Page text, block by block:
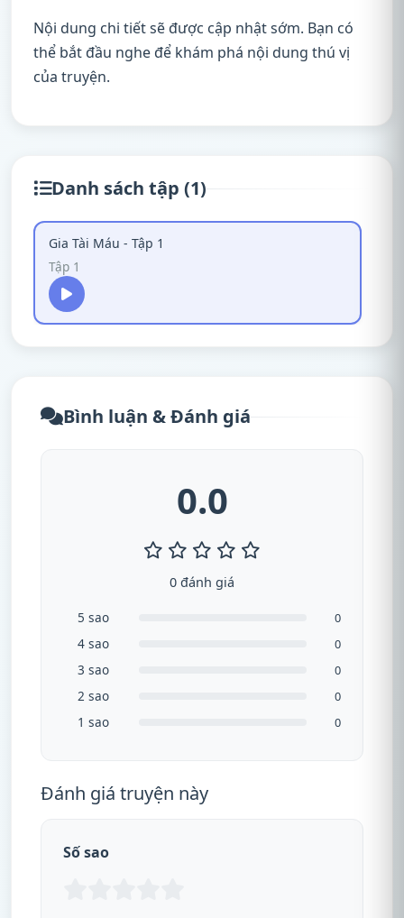
Nội dung chi tiết sẽ được cập nhật sớm. Bạn có
thể bắt đầu nghe để khám phá nội dung thú vị
của truyện.
Danh sách tập (1)
Gia Tài Máu - Tập 1
Tập 1
Bình luận & Đánh giá
0.0
0 đánh giá
5 sao 0
4 sao 0
3 sao 0
2 sao 0
1 sao 0
Đánh giá truyện này
Số sao